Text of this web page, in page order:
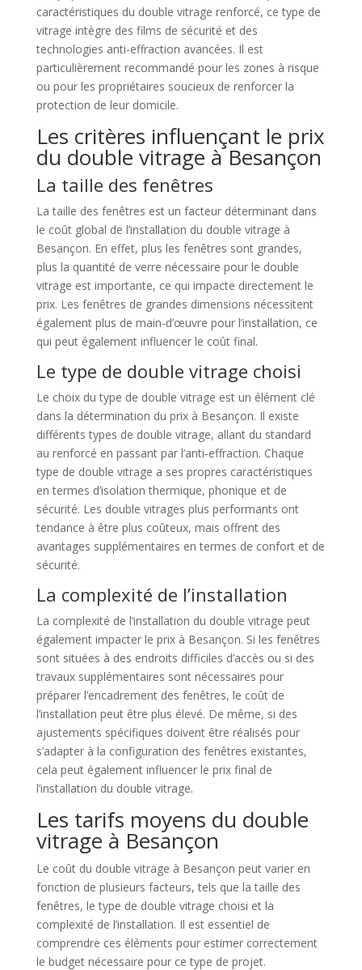
caractéristiques du double vitrage renforcé, ce type de
vitrage intègre des films de sécurité et des
technologies anti-effraction avancées. Il est
particulièrement recommandé pour les zones à risque
ou pour les propriétaires soucieux de renforcer la
protection de leur domicile.
Les critères influençant le prix
du double vitrage à Besançon
La taille des fenêtres
La taille des fenêtres est un facteur déterminant dans
le coût global de l’installation du double vitrage à
Besançon. En effet, plus les fenêtres sont grandes,
plus la quantité de verre nécessaire pour le double
vitrage est importante, ce qui impacte directement le
prix. Les fenêtres de grandes dimensions nécessitent
également plus de main-d’œuvre pour l’installation, ce
qui peut également influencer le coût final.
Le type de double vitrage choisi
Le choix du type de double vitrage est un élément clé
dans la détermination du prix à Besançon. Il existe
différents types de double vitrage, allant du standard
au renforcé en passant par l’anti-effraction. Chaque
type de double vitrage a ses propres caractéristiques
en termes d’isolation thermique, phonique et de
sécurité. Les double vitrages plus performants ont
tendance à être plus coûteux, mais offrent des
avantages supplémentaires en termes de confort et de
sécurité.
La complexité de l’installation
La complexité de l’installation du double vitrage peut
également impacter le prix à Besançon. Si les fenêtres
sont situées à des endroits difficiles d’accès ou si des
travaux supplémentaires sont nécessaires pour
préparer l’encadrement des fenêtres, le coût de
l’installation peut être plus élevé. De même, si des
ajustements spécifiques doivent être réalisés pour
s’adapter à la configuration des fenêtres existantes,
cela peut également influencer le prix final de
l’installation du double vitrage.
Les tarifs moyens du double
vitrage à Besançon
Le coût du double vitrage à Besançon peut varier en
fonction de plusieurs facteurs, tels que la taille des
fenêtres, le type de double vitrage choisi et la
complexité de l’installation. Il est essentiel de
comprendre ces éléments pour estimer correctement
le budget nécessaire pour ce type de projet.